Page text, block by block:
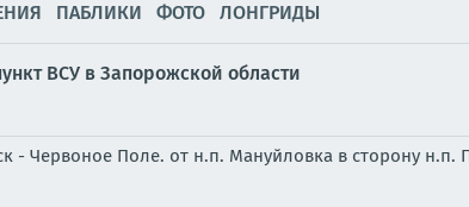
ПАБЛИКИ ФОТО ЛОНГРИДЫ
ВСУ в Запорожской области
- Червоное Поле. от н.п. Мануйловка в сторону